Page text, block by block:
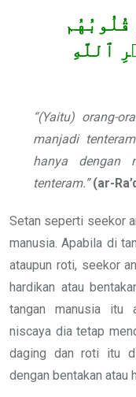
ٱللَّهِ
“(Yaitu) orang-
manjadi
hanya dengan
tenteram.”(ar-
Setan seperti seekor
manusia. Apabila di
ataupun roti, seekor
hardikan atau
tangan manusia itu
niscaya dia tetap
daging dan roti itu
dengan bentakan atau